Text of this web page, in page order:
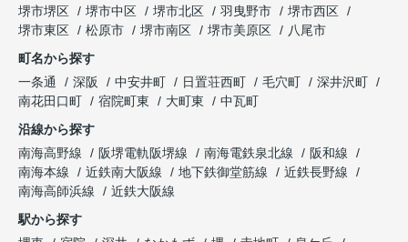
堺市堺区
堺市中区 堺市北区 羽曳野市
堺市西区
堺市東区
松原市 堺市南区 堺市美原区
八尾市
町名から探す
一条通
深阪 中安井町 日置荘西町 毛穴町
深井沢町
南花田口町
宿院町東 大町東
中瓦町
沿線から探す
南海高野線
阪堺電軌阪堺線 南海電鉄泉北線
阪和線
南海本線
近鉄南大阪線 地下鉄御堂筋線
近鉄長野線
南海高師浜線
近鉄大阪線
駅から探す